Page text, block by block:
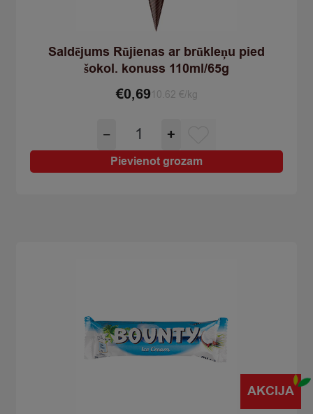
Saldējums Rūjienas ar brūkleņu pied
šokol. konuss 110ml/65g
€0,69 10.62 €/kg
−
Saldējums
Rūjienas
ar
brūkleņu
+
Pievienot grozam
AKCIJA